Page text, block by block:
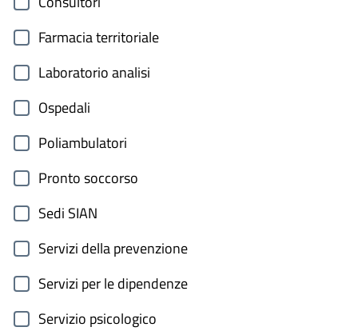
Farmacia territoriale
Laboratorio analisi
Ospedali
Poliambulatori
Pronto soccorso
Sedi SIAN
Servizi della prevenzione
Servizi per le dipendenze
Servizio psicologico